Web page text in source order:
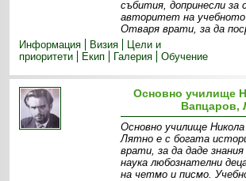
събития, допринесли за
авторитет на учебното
Отваря врати, за да
Информация
Визия
Цели и
приоритети
Екип Галерия Обучение
Основно училище
Вапцаров,
Основно училище
Лятно е с богата
врати, за да даде
наука любознателни
на четмо и писмо.